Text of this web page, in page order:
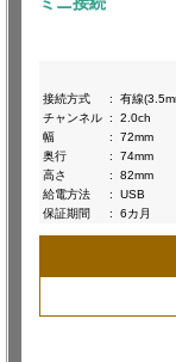
接続方式
:
有線
チャンネル :
2.0ch
幅
:
72mm
奥行
:
74mm
高さ
:
82mm
給電方法
:
USB
保証期間
: 6カ月